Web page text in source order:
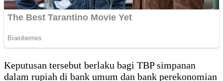
Keputusan tersebut berlaku bagi TBP simpanan
dalam rupiah di bank umum dan bank perekonomian